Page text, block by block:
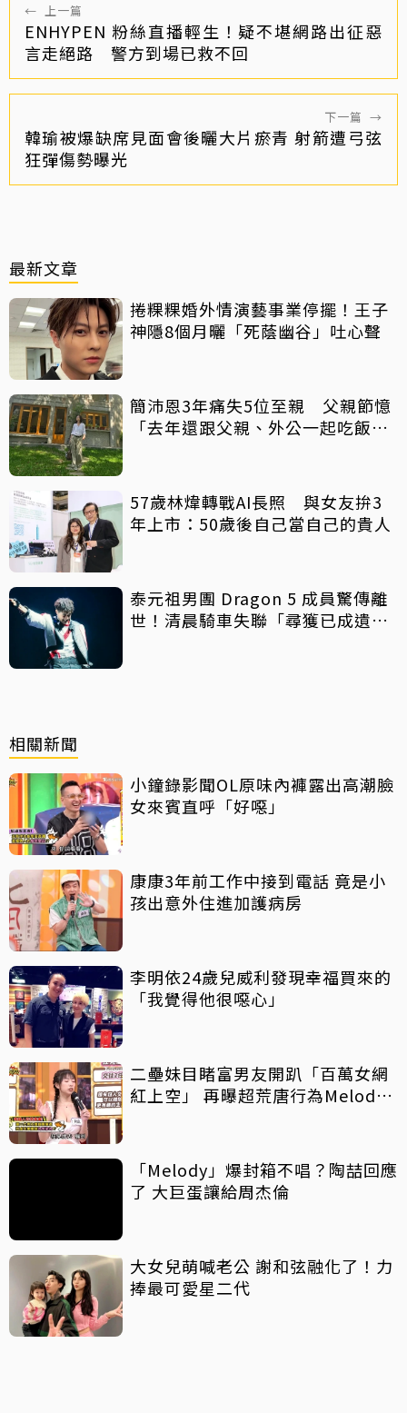
← 上一篇
ENHYPEN 粉絲直播輕生！疑不堪網路出征惡
言走絕路 警方到場已救不回
下一篇 →
韓瑜被爆缺席見面會後曬大片瘀青 射箭遭弓弦
狂彈傷勢曝光
最新文章
捲粿粿婚外情演藝事業停擺！王子
神隱8個月曬「死蔭幽谷」吐心聲
簡沛恩3年痛失5位至親 父親節憶
「去年還跟父親、外公一起吃飯聊
57歲林煒轉戰AI長照 與女友拚3
年上市：50歲後自己當自己的貴人
泰元祖男團 Dragon 5 成員驚傳離
世！清晨騎車失聯「尋獲已成遺
相關新聞
小鐘錄影聞OL原味內褲露出高潮臉
女來賓直呼「好噁」
康康3年前工作中接到電話 竟是小
孩出意外住進加護病房
李明依24歲兒威利發現幸福買來的
「我覺得他很噁心」
二壘妹目睹富男友開趴「百萬女網
紅上空」 再曝超荒唐行為Melody
「Melody」爆封箱不唱？陶喆回應
了 大巨蛋讓給周杰倫
大女兒萌喊老公 謝和弦融化了！力
捧最可愛星二代